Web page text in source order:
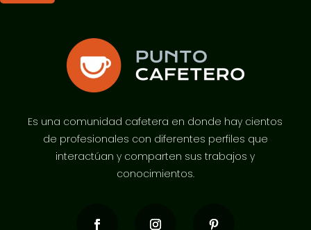
Es una comunidad cafetera en donde hay cientos
de profesionales con diferentes perfiles que
interactúan y comparten sus trabajos y
conocimientos.